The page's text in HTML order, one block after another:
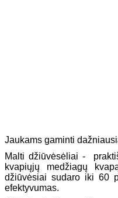
Jaukams gaminti
Malti džiūvėsėliai -
kvapiųjų medžiagų
džiūvėsiai sudaro iki 60
efektyvumas.